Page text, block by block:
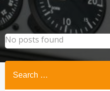
No posts found
Search
for: